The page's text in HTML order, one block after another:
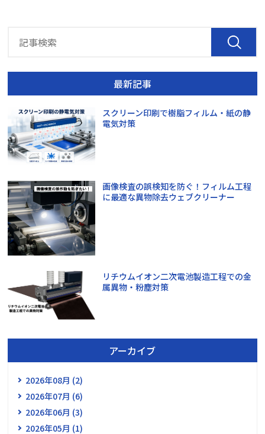
最新記事
スクリーン印刷で樹脂フィルム・紙の静
電気対策
画像検査の誤検知を防ぐ！フィルム工程
に最適な異物除去ウェブクリーナー
リチウムイオン二次電池製造工程での金
属異物・粉塵対策
アーカイブ
2026年08月 (2)
2026年07月 (6)
2026年06月 (3)
2026年05月 (1)